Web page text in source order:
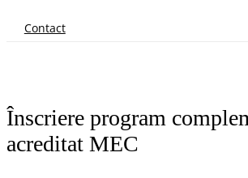
Contact
Înscriere program
acreditat MEC